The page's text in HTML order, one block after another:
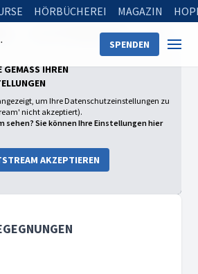
HÖRBÜCHEREI MAGAZIN
SPENDEN
Tierische Begegnungen Wölfe
IHREN D
um Ihre Datenschutzeinstellungen zu
nicht akzeptiert).
sehen? Sie können Ihre Einstellungen hier
AKZEPTIEREN